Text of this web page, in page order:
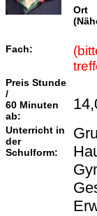
Ort
Fach:
Preis Stunde
/
60 Minuten
ab:
Unterricht in
der
Schulform: